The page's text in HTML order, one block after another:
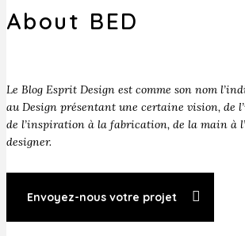
About BED
Le Blog Esprit Design est comme son nom
au Design présentant une certaine vision, de
de l’inspiration à la fabrication, de la main à
designer.
Envoyez-nous votre projet